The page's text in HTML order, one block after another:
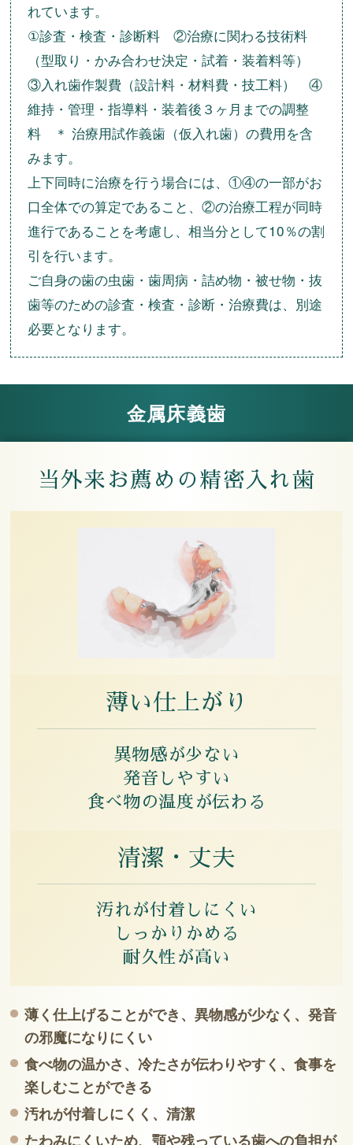
れています。
①診査・検査・診断料 ②治療に関わる技術料
（型取り・かみ合わせ決定・試着・装着料等）
③入れ歯作製費（設計料・材料費・技工料） ④
維持・管理・指導料・装着後３ヶ月までの調整
料 ＊ 治療用試作義歯（仮入れ歯）の費用を含
みます。
上下同時に治療を行う場合には、①④の一部がお
口全体での算定であること、②の治療工程が同時
進行であることを考慮し、相当分として10％の割
引を行います。
ご自身の歯の虫歯・歯周病・詰め物・被せ物・抜
歯等のための診査・検査・診断・治療費は、別途
必要となります。
金属床義歯
当外来お薦めの精密入れ歯
薄い仕上がり
異物感が少ない
発音しやすい
食べ物の温度が伝わる
清潔・丈夫
汚れが付着しにくい
しっかりかめる
耐久性が高い
薄く仕上げることができ、異物感が少なく、発音
の邪魔になりにくい
食べ物の温かさ、冷たさが伝わりやすく、食事を
楽しむことができる
汚れが付着しにくく、清潔
たわみにくいため、顎や残っている歯への負担が